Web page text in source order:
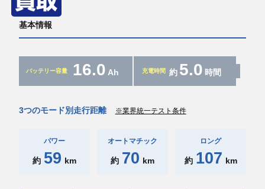
基本情報
バッテリー容量 16.0 Ah 充電時間 約 5.0 時間
3つのモード別走行距離 ※業界統一テスト条件
パワー
約 59 km
オートマチック
約 70 km
ロング
約 107 km